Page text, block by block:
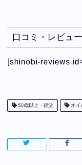
口コミ・レビュ
[shinobi-reviews
50歳以上・親父 オイ